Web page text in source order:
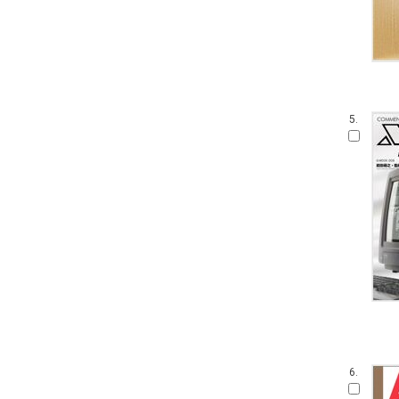
5.
6.